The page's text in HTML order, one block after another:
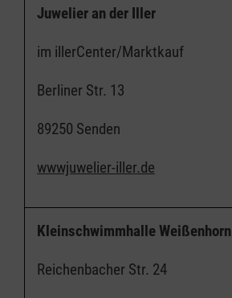
Juwelier an der Iller
im illerCenter/Marktkauf
Berliner Str. 13
89250 Senden
wwwjuwelier-iller.de
Kleinschwimmhalle Weißenhorn
Reichenbacher Str. 24